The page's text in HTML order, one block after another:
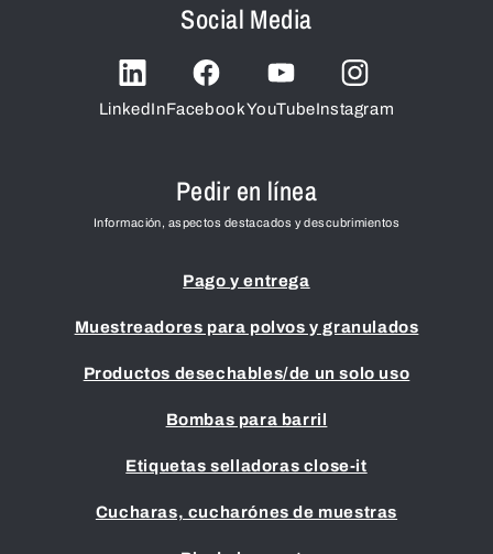
Social Media
LinkedInFacebookYouTubeInstagram
Pedir en línea
Información, aspectos destacados y descubrimientos
Pago y entrega
Muestreadores para polvos y granulados
Productos desechables/de un solo uso
Bombas para barril
Etiquetas selladoras close-it
Cucharas, cucharónes de muestras